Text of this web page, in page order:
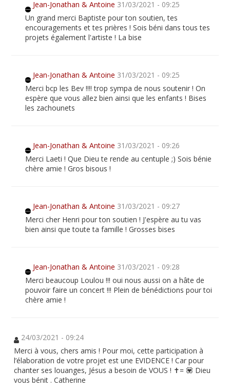
Jean-Jonathan & Antoine 31/03/2021 - 09:25
Un grand merci Baptiste pour ton soutien, tes
encouragements et tes prières ! Sois béni dans tous tes
projets également l'artiste ! La bise
Jean-Jonathan & Antoine 31/03/2021 - 09:25
Merci bcp les Bev !!!! trop sympa de nous soutenir ! On
espère que vous allez bien ainsi que les enfants ! Bises
les zachounets
Jean-Jonathan & Antoine 31/03/2021 - 09:26
Merci Laeti ! Que Dieu te rende au centuple ;) Sois bénie
chère amie ! Gros bisous !
Jean-Jonathan & Antoine 31/03/2021 - 09:27
Merci cher Henri pour ton soutien ! J'espère au tu vas
bien ainsi que toute ta famille ! Grosses bises
Jean-Jonathan & Antoine 31/03/2021 - 09:28
Merci beaucoup Loulou !!! oui nous aussi on a hâte de
pouvoir faire un concert !!! Plein de bénédictions pour toi
chère amie !
24/03/2021 - 09:24
Merci à vous, chers amis ! Pour moi, cette participation à
l’élaboration de votre projet est une EVIDENCE ! Car pour
chanter ses louanges, Jésus a besoin de VOUS ! ✝️= 💟 Dieu
vous bénit . Catherine